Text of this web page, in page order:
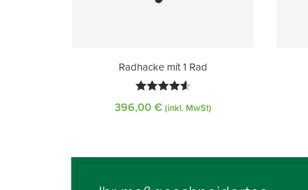
Radhacke mit 1 Rad
396,00 € (inkl. MwSt)